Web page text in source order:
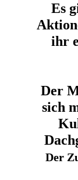
Es
ihr
Der
sich
Der